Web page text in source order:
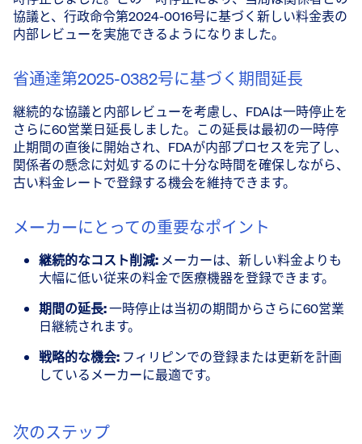
協議と、行政命令第2024-0016号に基づく新しい料金表の
内部レビューを実施できるようになりました。
省通達第2025-0382号に基づく期間延長
継続的な協議と内部レビューを考慮し、FDAは一時停止を
さらに60営業日延長しました。この延長は最初の一時停
止期間の直後に開始され、FDAが内部プロセスを完了し、
関係者の懸念に対処するのに十分な時間を確保しながら、
古い料金レートで登録する機会を維持できます。
メーカーにとっての重要なポイント
継続的なコスト削減: メーカーは、新しい料金よりも
大幅に低い従来の料金で医療機器を登録できます。
期間の延長:一時停止は当初の期間からさらに60営業
日継続されます。
戦略的な機会: フィリピンでの登録または更新を計画
しているメーカーに最適です。
次のステップ